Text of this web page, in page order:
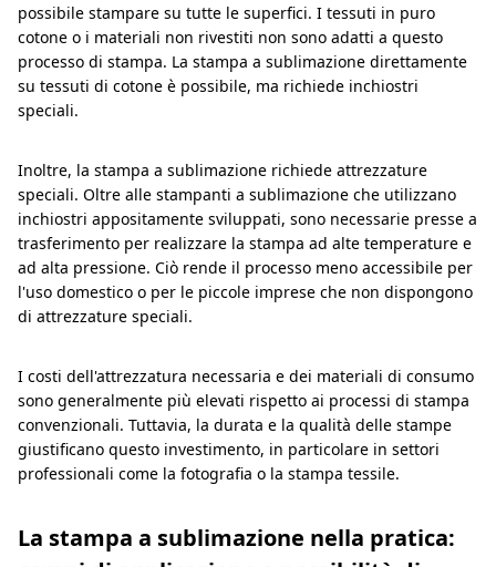
possibile stampare su tutte le superfici. I tessuti in puro
cotone o i materiali non rivestiti non sono adatti a questo
processo di stampa. La stampa a sublimazione direttamente
su tessuti di cotone è possibile, ma richiede inchiostri
speciali.
Inoltre, la stampa a sublimazione richiede attrezzature
speciali. Oltre alle stampanti a sublimazione che utilizzano
inchiostri appositamente sviluppati, sono necessarie presse a
trasferimento per realizzare la stampa ad alte temperature e
ad alta pressione. Ciò rende il processo meno accessibile per
l'uso domestico o per le piccole imprese che non dispongono
di attrezzature speciali.
I costi dell'attrezzatura necessaria e dei materiali di consumo
sono generalmente più elevati rispetto ai processi di stampa
convenzionali. Tuttavia, la durata e la qualità delle stampe
giustificano questo investimento, in particolare in settori
professionali come la fotografia o la stampa tessile.
La stampa a sublimazione nella pratica: